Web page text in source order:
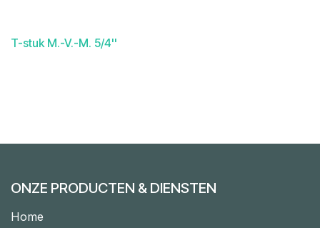
T-stuk M.-V.-M. 5/4''
ONZE PRODUCTEN & DIENSTEN
Home